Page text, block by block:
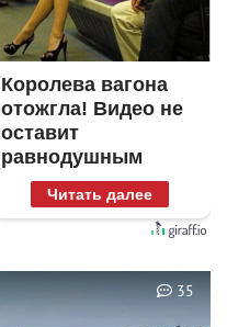
Королева вагона
отожгла! Видео не
оставит
равнодушным
Читать далее
35